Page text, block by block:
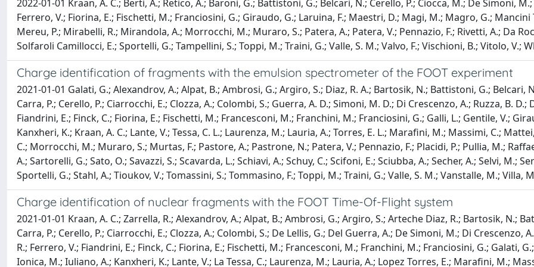
2022-01-01 Kraan, A. C.; Berti, A.; Retico, A.; Baroni, G.; Battistoni, G.; Belcari, N.; Cerello, P.; Ciocca, M.; De Simoni,
Ferrero, V.; Fiorina, E.; Fischetti, M.; Franciosini, G.; Giraudo, G.; Laruina, F.; Maestri, D.; Magi, M.; Magro, G.;
Mereu, P.; Mirabelli, R.; Mirandola, A.; Morrocchi, M.; Muraro, S.; Patera, A.; Patera, V.; Pennazio, F.; Rivetti, A.; Da
Solfaroli Camillocci, E.; Sportelli, G.; Tampellini, S.; Toppi, M.; Traini, G.; Valle, S. M.; Valvo, F.; Vischioni, B.; Vitolo, V.;
Charge identification of fragments with the emulsion spectrometer of the FOOT experiment
2021-01-01 Galati, G.; Alexandrov, A.; Alpat, B.; Ambrosi, G.; Argiro, S.; Diaz, R. A.; Bartosik, N.; Battistoni, G.; Belcari,
Carra, P.; Cerello, P.; Ciarrocchi, E.; Clozza, A.; Colombi, S.; Guerra, A. D.; Simoni, M. D.; Di Crescenzo, A.; Ruzza, B.
Fiandrini, E.; Finck, C.; Fiorina, E.; Fischetti, M.; Francesconi, M.; Franchini, M.; Franciosini, G.; Galli, L.; Gentile, V.;
Kanxheri, K.; Kraan, A. C.; Lante, V.; Tessa, C. L.; Laurenza, M.; Lauria, A.; Torres, E. L.; Marafini, M.; Massimi, C.;
C.; Morrocchi, M.; Muraro, S.; Murtas, F.; Pastore, A.; Pastrone, N.; Patera, V.; Pennazio, F.; Placidi, P.; Pullia, M.;
A.; Sartorelli, G.; Sato, O.; Savazzi, S.; Scavarda, L.; Schiavi, A.; Schuy, C.; Scifoni, E.; Sciubba, A.; Secher, A.; Selvi, M.;
Sportelli, G.; Stahl, A.; Tioukov, V.; Tomassini, S.; Tommasino, F.; Toppi, M.; Traini, G.; Valle, S. M.; Vanstalle, M.; Villa,
Charge identification of nuclear fragments with the FOOT Time-Of-Flight system
2021-01-01 Kraan, A. C.; Zarrella, R.; Alexandrov, A.; Alpat, B.; Ambrosi, G.; Argiro, S.; Arteche Diaz, R.; Bartosik, N.;
Carra, P.; Cerello, P.; Ciarrocchi, E.; Clozza, A.; Colombi, S.; De Lellis, G.; Del Guerra, A.; De Simoni, M.; Di
R.; Ferrero, V.; Fiandrini, E.; Finck, C.; Fiorina, E.; Fischetti, M.; Francesconi, M.; Franchini, M.; Franciosini, G.; Galati,
Ionica, M.; Iuliano, A.; Kanxheri, K.; Lante, V.; La Tessa, C.; Laurenza, M.; Lauria, A.; Lopez Torres, E.; Marafini, M.;